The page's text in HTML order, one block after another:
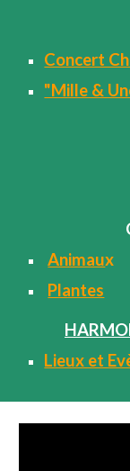
Concert
"Mille &
Animaux
Plantes
Lieux et